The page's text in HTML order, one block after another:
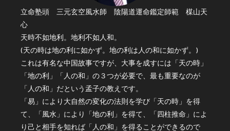
立命塾頭 三元玄空風水師 陰陽道運命鑑定師範 楳山天
心
天時不如地利。地利不如人和。
(天の時は地の利に如かず。地の利は人の和に如かず。)
これは有名な中国故事ですが、大事を成すには「天の時」
「地の利」「人の和」の３つが必要で、最も重要なのが
「人の和」だという孟子の教えです。
「易」により大自然の変化の法則を学び「天の時」を得
て、「風水」により「地の利」を得て、「四柱推命」によ
り己と相手を知れば「人の和」を得ることができるので